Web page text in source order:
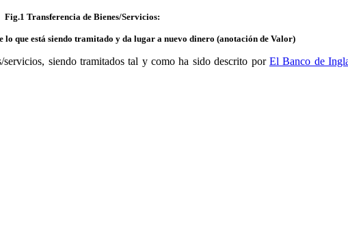
Fig.1 Transferencia de Bienes/Servicios:
lo que está siendo tramitado y da lugar a nuevo dinero (anotación de Valor)
siendo tramitados tal y como ha sido descrito por El Banco de